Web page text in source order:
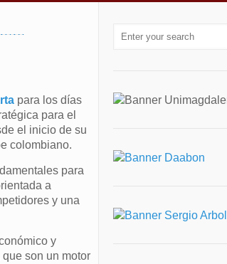
para los días
para el
el inicio de su
colombiano.
para
a
y una
y
son un motor